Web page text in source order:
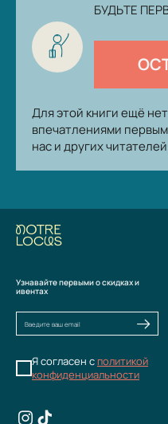
БУДЬТЕ
Для этой книги ещё
впечатлениями
нас и других
Узнавайте первыми о скидках и
ивентах
Я согласен с политикой
конфиденциальности